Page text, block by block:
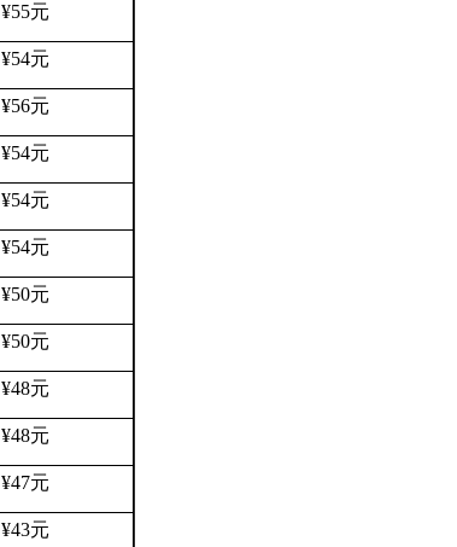
¥55元
¥54元
¥56元
¥54元
¥54元
¥54元
¥50元
¥50元
¥48元
¥48元
¥47元
¥43元